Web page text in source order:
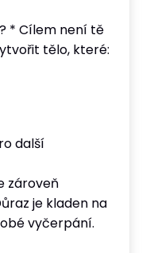
* Cílem není tě
tělo, které:
další
zároveň
je kladen na
vyčerpání.